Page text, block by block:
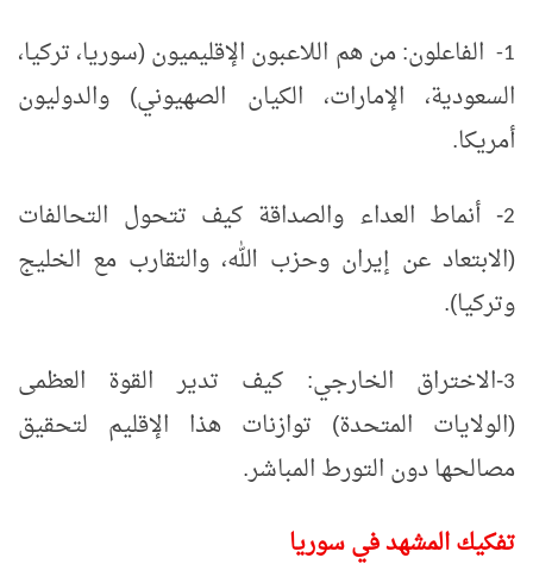
1-
الفاعلون: من هم اللاعبون الإقليميون (سوريا، تركيا،
السعودية، الإمارات، الكيان الصهيوني) والدوليون
أمريكا.
2
- أنماط العداء والصداقة كيف تتحول التحالفات
(الابتعاد عن إيران وحزب الله، والتقارب مع الخليج
وتركيا).
3
-الاختراق الخارجي: كيف تدير القوة العظمى
(الولايات المتحدة) توازنات هذا الإقليم لتحقيق
مصالحها دون التورط المباشر.
تفكيك المشهد في سوريا